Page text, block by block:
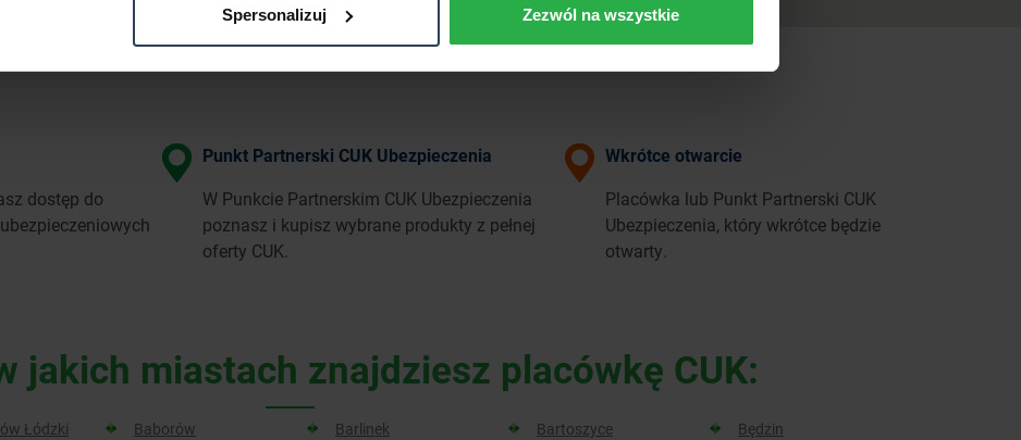
Spersonalizuj Zezwól na wszystkie
dostęp do
Punkt Partnerski CUK Ubezpieczenia
W Punkcie Partnerskim CUK Ubezpieczenia
poznasz i kupisz wybrane produkty z pełnej
oferty CUK.
Wkrótce otwarcie
Placówka lub Punkt Partnerski CUK
Ubezpieczenia, który wkrótce będzie
otwarty.
jakich miastach znajdziesz placówkę CUK:
Łódzki Baborów Barlinek Bartoszyce
Będzin